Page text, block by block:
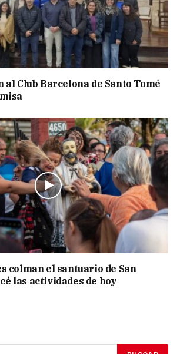
Club Barcelona de Santo Tomé
colman el santuario de San
las actividades de hoy